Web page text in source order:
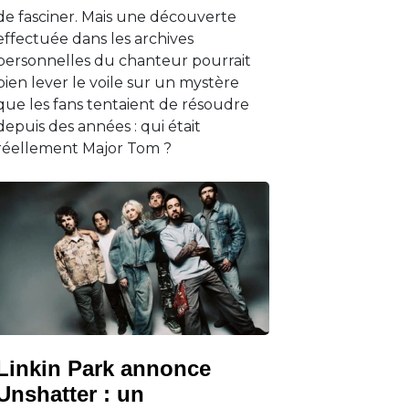
fasciner. Mais une découverte
dans les archives
du chanteur pourrait
lever le voile sur un mystère
les fans tentaient de résoudre
des années : qui était
Major Tom ?
Park annonce
: un